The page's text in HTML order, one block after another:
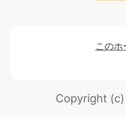
このホ
Copyright